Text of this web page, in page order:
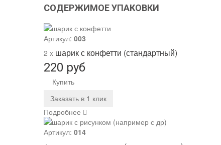
СОДЕРЖИМОЕ УПАКОВКИ
Артикул: 003
2 x шарик с конфетти (стандартный)
220 руб
Купить
Заказать в 1 клик
Подробнее
Артикул: 014